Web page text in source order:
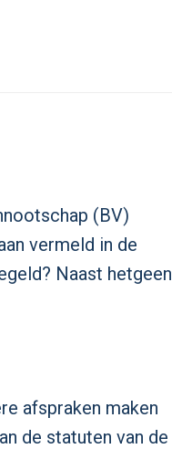
(BV)
vermeld in de
Naast hetgeen
afspraken maken
de statuten van de